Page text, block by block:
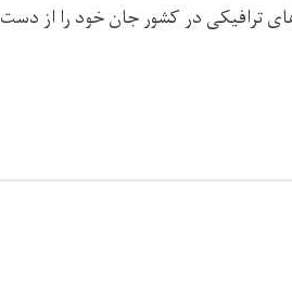
ترافیکی در کشور جان خود را از